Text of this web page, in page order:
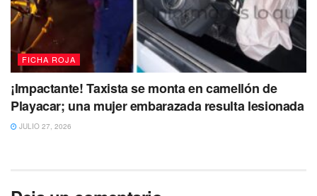
FICHA ROJA
¡Impactante! Taxista se monta en camellón de
Playacar; una mujer embarazada resulta lesionada
JULIO 27, 2026